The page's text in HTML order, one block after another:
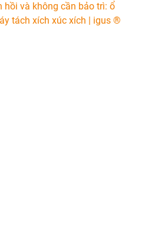
hồi và không cần bảo trì: ổ
tách xích xúc xích | igus ®